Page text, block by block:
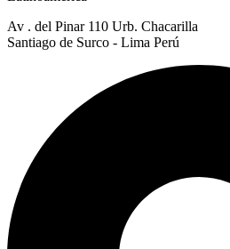
Av . del Pinar 110 Urb. Chacarilla
Santiago de Surco - Lima Perú